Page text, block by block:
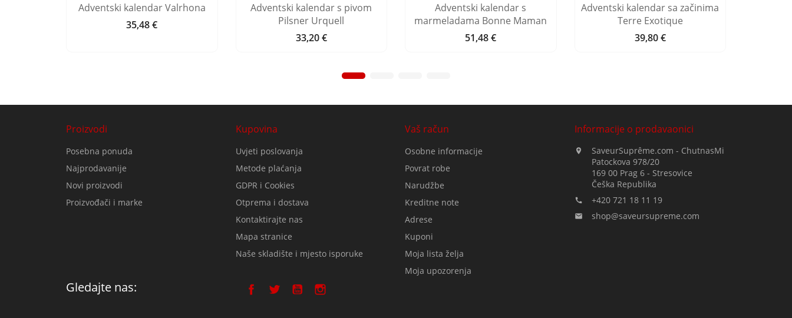
Adventski kalendar Valrhona
Cijena
35,48 €
Adventski kalendar s pivom
Pilsner Urquell
Cijena
33,20 €
Adventski kalendar s
marmeladama Bonne Maman
Cijena
51,48 €
Adventski kalendar sa začinima
Terre Exotique
Cijena
39,80 €
Proizvodi
Posebna ponuda
Najprodavanije
Novi proizvodi
Proizvođači i marke
Kupovina
Uvjeti poslovanja
Metode plaćanja
GDPR i Cookies
Otprema i dostava
Kontaktirajte nas
Mapa stranice
Naše skladište i mjesto isporuke
Vaš račun
Osobne informacije
Povrat robe
Narudžbe
Kreditne note
Adrese
Kuponi
Moja lista želja
Moja upozorenja
Informacije o prodavaonici

SaveurSuprême.com - ChutnasMi
Patockova 978/20
169 00 Prag 6 - Stresovice
Češka Republika
 +420 721 18 11 19
 shop@saveursupreme.com
Gledajte nas: